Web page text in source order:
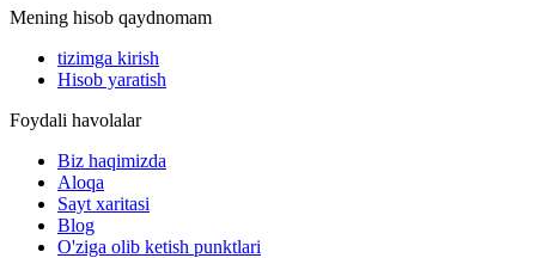
Mening hisob qaydnomam
tizimga kirish
Hisob yaratish
Foydali havolalar
Biz haqimizda
Aloqa
Sayt xaritasi
Blog
O'ziga olib ketish punktlari